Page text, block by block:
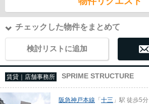
チェックした物件をまとめて
検討リストに追加
賃貸｜店舗事務所 SPRIME STRUCTURE
阪急神戸本線 「十三 」駅 徒歩5分